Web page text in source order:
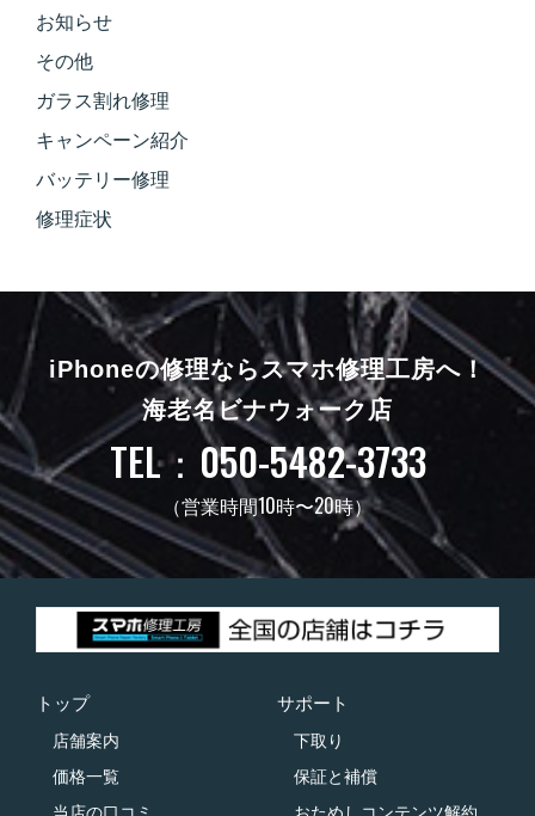
お知らせ
その他
ガラス割れ修理
キャンペーン紹介
バッテリー修理
修理症状
iPhoneの修理ならスマホ修理工房へ！
海老名ビナウォーク店
TEL：050-5482-3733
（営業時間10時〜20時）
トップ
店舗案内
価格一覧
サポート
下取り
保証と補償